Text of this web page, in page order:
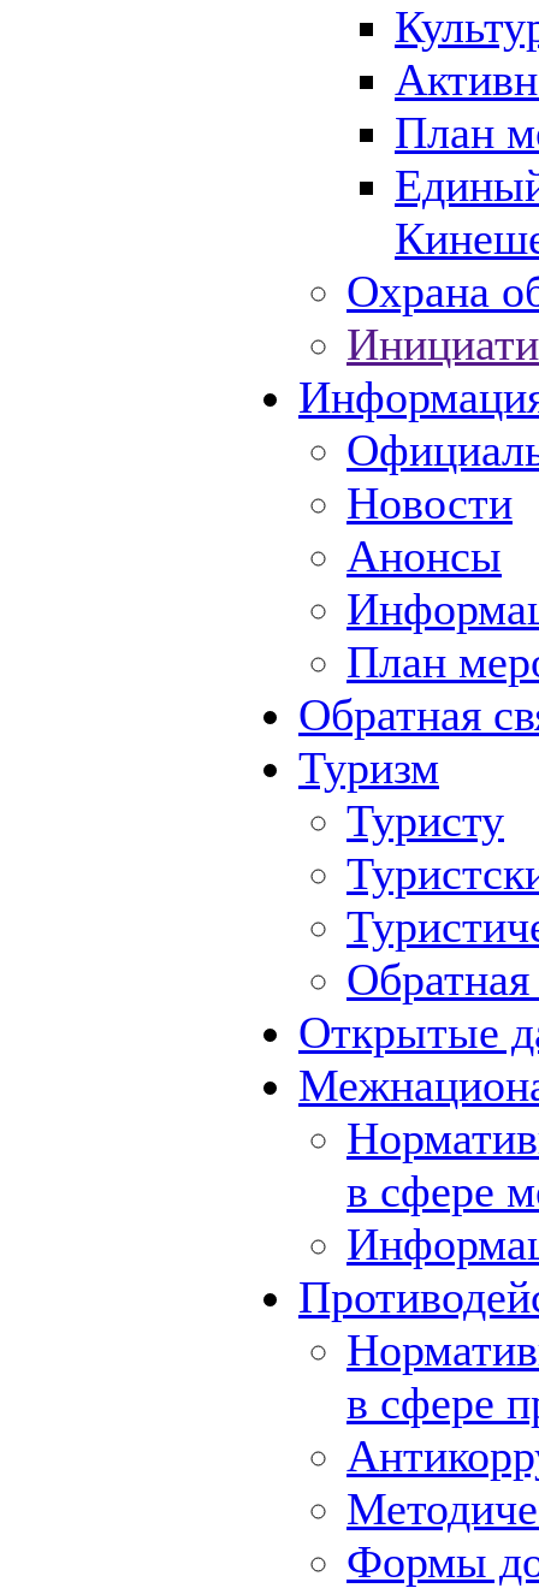
План
Охрана
Новости
Анонсы
План
Обратная
Туризм
Туристу
Обратная
Открытые
в сфере
в сфере
Формы